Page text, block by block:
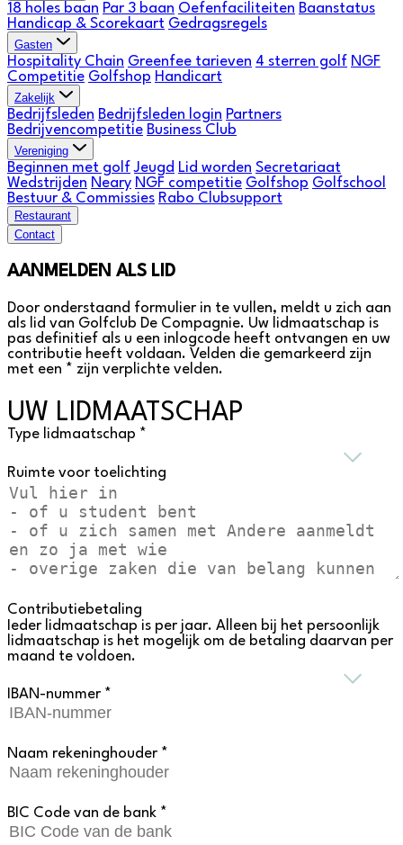
18 holes baan Par 3 baan Oefenfaciliteiten Baanstatus
Handicap & Scorekaart Gedragsregels
Gasten
Hospitality Chain Greenfee tarieven 4 sterren golf NGF
Competitie Golfshop Handicart
Zakelijk
Bedrijfsleden Bedrijfsleden login Partners
Bedrijvencompetitie Business Club
Vereniging
Beginnen met golf Jeugd Lid worden Secretariaat
Wedstrijden Neary NGF competitie Golfshop Golfschool
Bestuur & Commissies Rabo Clubsupport
Restaurant
Contact
AANMELDEN ALS LID
Door onderstaand formulier in te vullen, meldt u zich aan
als lid van Golfclub De Compagnie. Uw lidmaatschap is
pas definitief als u een inlogcode heeft ontvangen en uw
contributie heeft voldaan. Velden die gemarkeerd zijn
met een * zijn verplichte velden.
UW LIDMAATSCHAP
Type lidmaatschap *
Ruimte voor toelichting
Contributiebetaling
Ieder lidmaatschap is per jaar. Alleen bij het persoonlijk
lidmaatschap is het mogelijk om de betaling daarvan per
maand te voldoen.
IBAN-nummer *
Naam rekeninghouder *
BIC Code van de bank *